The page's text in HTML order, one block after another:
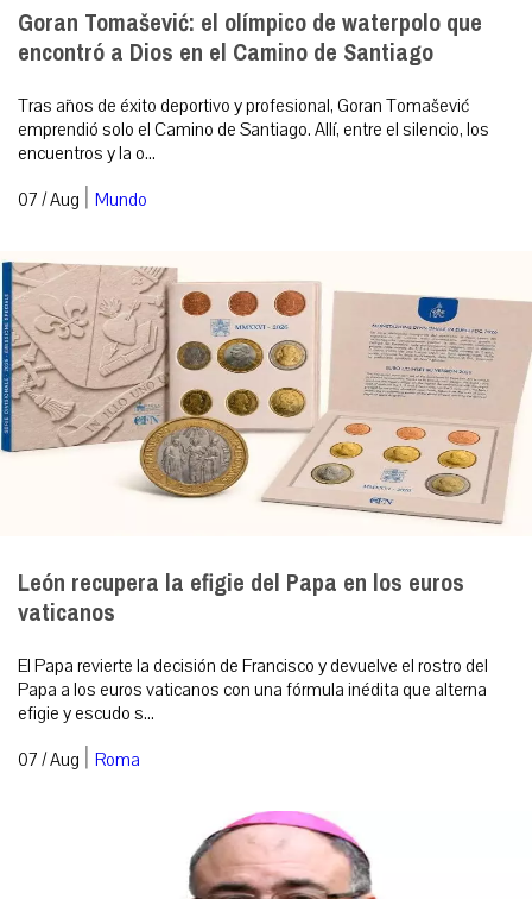
Goran Tomašević: el olímpico de waterpolo que
encontró a Dios en el Camino de Santiago
Tras años de éxito deportivo y profesional, Goran Tomašević
emprendió solo el Camino de Santiago. Allí, entre el silencio, los
encuentros y la o...
07 / Aug | Mundo
León recupera la efigie del Papa en los euros
vaticanos
El Papa revierte la decisión de Francisco y devuelve el rostro del
Papa a los euros vaticanos con una fórmula inédita que alterna
efigie y escudo s...
07 / Aug | Roma